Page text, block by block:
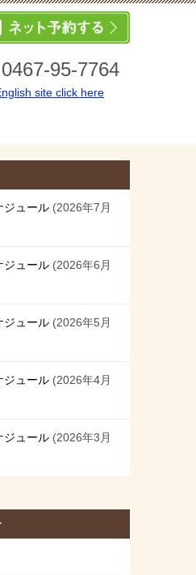
0467-95-7764
site click here
ジュール
2026年7月
ジュール
2026年6月
ジュール
2026年5月
ジュール
2026年4月
ジュール
2026年3月